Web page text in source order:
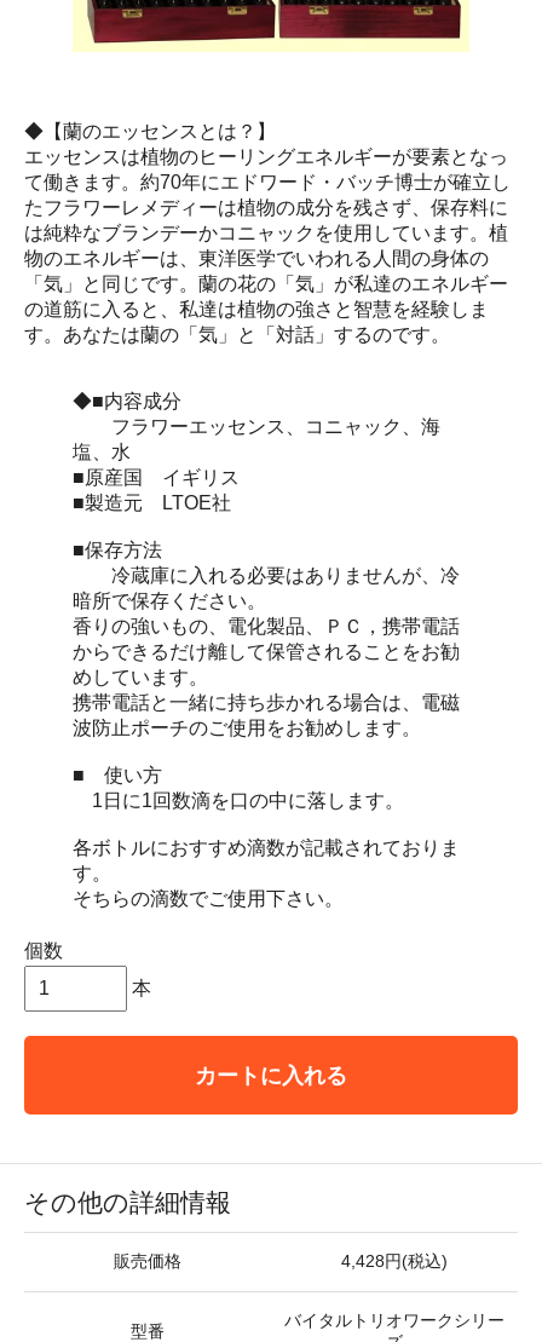
◆【蘭のエッセンスとは？】
エッセンスは植物のヒーリングエネルギーが要素となっ
て働きます。約70年にエドワード・バッチ博士が確立し
たフラワーレメディーは植物の成分を残さず、保存料に
は純粋なブランデーかコニャックを使用しています。植
物のエネルギーは、東洋医学でいわれる人間の身体の
「気」と同じです。蘭の花の「気」が私達のエネルギー
の道筋に入ると、私達は植物の強さと智慧を経験しま
す。あなたは蘭の「気」と「対話」するのです。
◆■内容成分
フラワーエッセンス、コニャック、海
塩、水
■原産国 イギリス
■製造元 LTOE社
■保存方法
冷蔵庫に入れる必要はありませんが、冷
暗所で保存ください。
香りの強いもの、電化製品、ＰＣ，携帯電話
からできるだけ離して保管されることをお勧
めしています。
携帯電話と一緒に持ち歩かれる場合は、電磁
波防止ポーチのご使用をお勧めします。
■ 使い方
1日に1回数滴を口の中に落します。
各ボトルにおすすめ滴数が記載されておりま
す。
そちらの滴数でご使用下さい。
個数
本
カートに入れる
その他の詳細情報
販売価格 4,428円(税込)
型番
バイタルトリオワークシリー